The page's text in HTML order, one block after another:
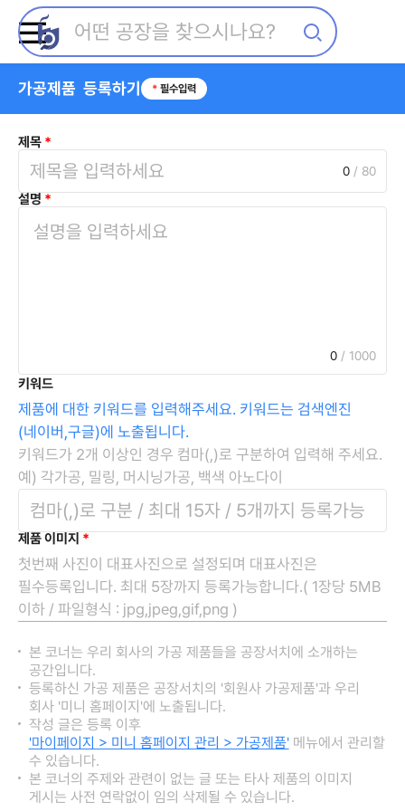
가공제품 등록하기 *필수입력
제목 *
0 / 80
설명 *
0 / 1000
키워드
제품에 대한 키워드를 입력해주세요. 키워드는 검색엔진
(네이버,구글)에 노출됩니다.
키워드가 2개 이상인 경우 컴마(,)로 구분하여 입력해 주세요.
예) 각가공, 밀링, 머시닝가공, 백색 아노다이
제품 이미지 *
첫번째 사진이 대표사진으로 설정되며 대표사진은
필수등록입니다. 최대 5장까지 등록가능합니다.( 1장당 5MB
이하 / 파일형식 : jpg,jpeg,gif,png )
본 코너는 우리 회사의 가공 제품들을 공장서치에 소개하는
공간입니다.
등록하신 가공 제품은 공장서치의 '회원사 가공제품'과 우리
회사 '미니 홈페이지'에 노출됩니다.
작성 글은 등록 이후
'마이페이지 > 미니 홈페이지 관리 > 가공제품'메뉴에서 관리할
수 있습니다.
본 코너의 주제와 관련이 없는 글 또는 타사 제품의 이미지
게시는 사전 연락없이 임의 삭제될 수 있습니다.